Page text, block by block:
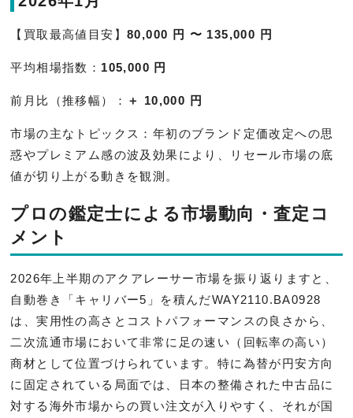
【買取最高値目安】80,000 円 〜 135,000 円
平均相場指数： 105,000 円
前月比（推移幅）： ＋ 10,000 円
市場の主なトピックス：年初のブランド定価改定への思
惑やプレミアム感の波及効果により、リセール市場の底
値が切り上がる動きを観測。
プロの鑑定士による市場動向・査定コ
メント
2026年上半期のアクアレーサー市場を振り返りますと、
自動巻き「キャリバー5」を積んだWAY2110.BA0928
は、実用性の高さとコストパフォーマンスの良さから、
二次流通市場において非常に足の速い（回転率の高い）
商材として位置づけられています。特に為替が円安方向
に固定されている局面では、日本の整備された中古品に
対する海外市場からの買い注文が入りやすく、それが国